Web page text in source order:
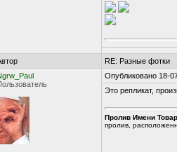
RE: Разные фотки
Опубликовано 18-
Это репликат,
Пролив Имени
пролив,